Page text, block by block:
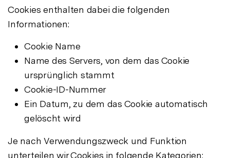
Cookies enthalten dabei die folgenden
Informationen:
Cookie Name
Name des Servers, von dem das Cookie
ursprünglich stammt
Cookie-ID-Nummer
Ein Datum, zu dem das Cookie automatisch
gelöscht wird
Je nach Verwendungszweck und Funktion
unterteilen wir Cookies in folgende Kategorien: